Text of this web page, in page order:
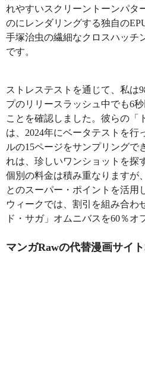
れやすいスクリーントーンパタ
のにレンダリングする独自の
手塚治虫の繊細なクロスハッチ
です。
ストレステストを通じて、私は
プのリリースラッシュ中でも6
ことを確認しました。彼らの「
は、2024年にベータテストを行
ルの15ページをサンプリングで
れは、珍しいワンショットを探
個別の料金は積み重なりますが
とのスーパー・ポイントを活用
ウィークでは、割引を組み合わ
ド・サガ」オムニバスを60％オ
マンガRawの代替漫画サイ